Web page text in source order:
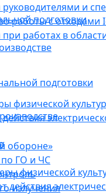
подготовки
физической
обороне»
ГО и ЧС
излучения
и
работы с отходами
работах в
подготовки
физической